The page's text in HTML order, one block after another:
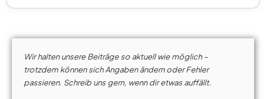
Wir halten unsere Beiträge so aktuell wie möglich –
trotzdem können sich Angaben ändern oder Fehler
passieren. Schreib uns gern, wenn dir etwas auffällt.